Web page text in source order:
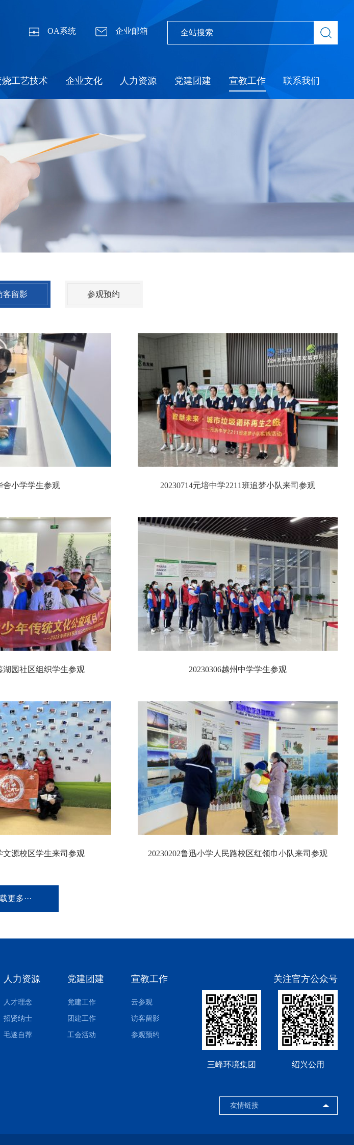
OA系统 企业邮箱
工艺技术 企业文化 人力资源 党建团建 宣教工作 联系我们
客留影 参观预约
舍小学学生参观 20230714元培中学2211班追梦小队来司参观
湖园社区组织学生参观 20230306越州中学学生参观
文源校区学生来司参观 20230202鲁迅小学人民路校区红领巾小队来司参观
更多···
人力资源
人才理念
招贤纳士
毛遂自荐
党建团建
党建工作
团建工作
工会活动
宣教工作
云参观
访客留影
参观预约
关注官方公众号
三峰环境集团 绍兴公用